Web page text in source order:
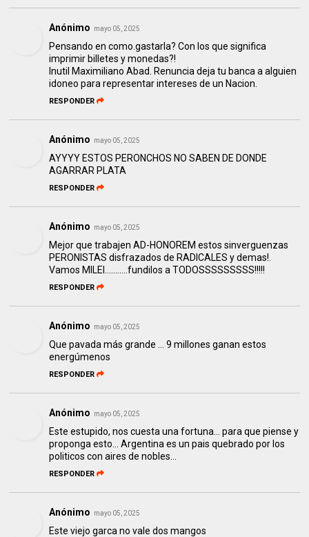
Anónimo mayo 05, 2025
Pensando en como.gastarla? Con los que significa
imprimir billetes y monedas?!
Inutil Maximiliano Abad. Renuncia deja tu banca a alguien
idoneo para representar intereses de un Nacion.
RESPONDER
Anónimo mayo 05, 2025
AYYYY ESTOS PERONCHOS NO SABEN DE DONDE
AGARRAR PLATA
RESPONDER
Anónimo mayo 05, 2025
Mejor que trabajen AD-HONOREM estos sinverguenzas
PERONISTAS disfrazados de RADICALES y demas!.
Vamos MILEI...........fundilos a TODOSSSSSSSSS!!!!!
RESPONDER
Anónimo mayo 05, 2025
Que pavada más grande ... 9 millones ganan estos
energúmenos
RESPONDER
Anónimo mayo 05, 2025
Este estupido, nos cuesta una fortuna… para que piense y
proponga esto… Argentina es un pais quebrado por los
politicos con aires de nobles…
RESPONDER
Anónimo mayo 05, 2025
Este viejo garca no vale dos mangos